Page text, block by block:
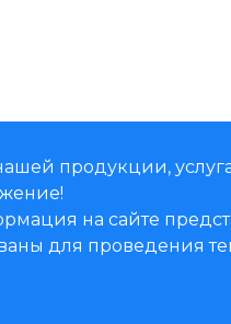
продукции,
на сайте
для проведения